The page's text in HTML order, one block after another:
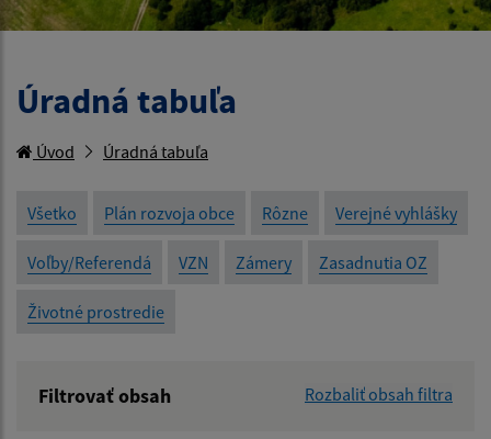
Úradná tabuľa
Úvod Úradná tabuľa
Všetko Plán rozvoja obce Rôzne Verejné vyhlášky
Voľby/Referendá VZN Zámery Zasadnutia OZ
Životné prostredie
Filtrovať obsah Rozbaliť obsah filtra